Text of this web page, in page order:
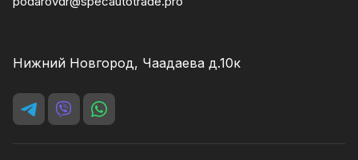
Нижний Новгород, Чаадаева д.10к